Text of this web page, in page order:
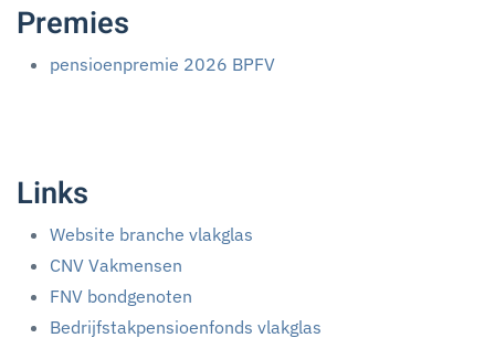
Premies
pensioenpremie 2026 BPFV
Links
Website branche vlakglas
CNV Vakmensen
FNV bondgenoten
Bedrijfstakpensioenfonds vlakglas